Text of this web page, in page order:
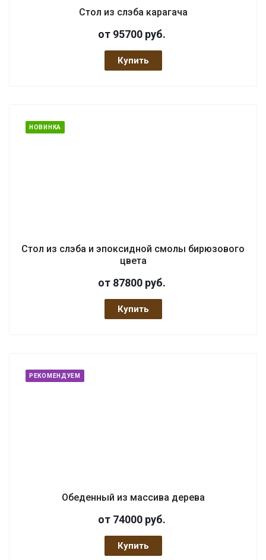
Стол из слэба карагача
от 95700 руб.
Купить
НОВИНКА
Стол из слэба и эпоксидной смолы бирюзового
цвета
от 87800 руб.
Купить
РЕКОМЕНДУЕМ
Обеденный из массива дерева
от 74000 руб.
Купить